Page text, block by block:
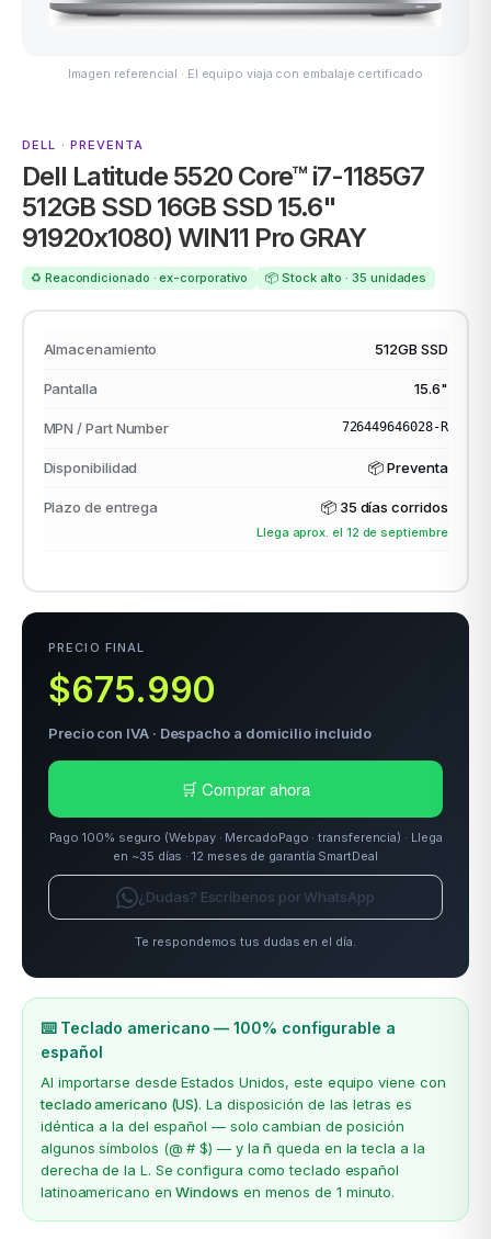
ACER
Imagen referencial · El equipo viaja con embalaje certificado
DELL · PREVENTA
Dell Latitude 5520 Core™ i7-1185G7
512GB SSD 16GB SSD 15.6"
91920x1080) WIN11 Pro GRAY
♻️ Reacondicionado · ex-corporativo 📦 Stock alto · 35 unidades
Almacenamiento 512GB SSD
Pantalla 15.6"
MPN / Part Number 726449646028-R
Disponibilidad 📦 Preventa
Plazo de entrega 📦 35 días corridos
Llega aprox. el 12 de septiembre
PRECIO FINAL
$675.990
Precio con IVA · Despacho a domicilio incluido
🛒 Comprar ahora
Pago 100% seguro (Webpay · MercadoPago · transferencia) · Llega
en ~35 días · 12 meses de garantía SmartDeal
¿Dudas? Escríbenos por WhatsApp
Te respondemos tus dudas en el día.
⌨️ Teclado americano — 100% configurable a
español
Al importarse desde Estados Unidos, este equipo viene con
teclado americano (US). La disposición de las letras es
idéntica a la del español — solo cambian de posición
algunos símbolos (@ # $) — y lañ queda en la tecla a la
derecha de la L. Se configura como teclado español
latinoamericano enWindows en menos de 1 minuto.